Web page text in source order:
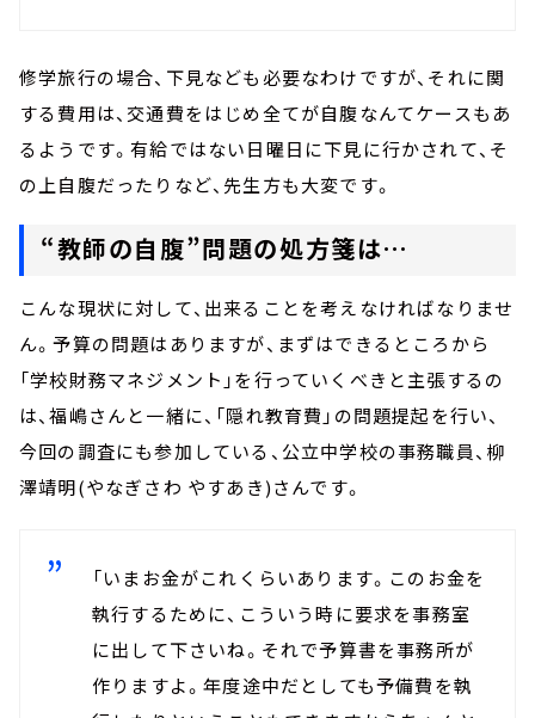
修学旅行の場合、下見なども必要なわけですが、それに関
する費用は、交通費をはじめ全てが自腹なんてケースもあ
るようです。有給ではない日曜日に下見に行かされて、そ
の上自腹だったりなど、先生方も大変です。
“教師の自腹”問題の処方箋は…
こんな現状に対して、出来ることを考えなければなりませ
ん。予算の問題はありますが、まずはできるところから
「学校財務マネジメント」を行っていくべきと主張するの
は、福嶋さんと一緒に、「隠れ教育費」の問題提起を行い、
今回の調査にも参加している、公立中学校の事務職員、柳
澤靖明(やなぎさわ やすあき)さんです。
「いまお金がこれくらいあります。このお金を
執行するために、こういう時に要求を事務室
に出して下さいね。それで予算書を事務所が
作りますよ。年度途中だとしても予備費を執